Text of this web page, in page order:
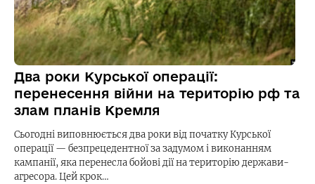
Два роки Курської операції:
перенесення війни на територію рф та
злам планів Кремля
Сьогодні виповнюється два роки від початку Курської
операції — безпрецедентної за задумом і виконанням
кампанії, яка перенесла бойові дії на територію держави-
агресора. Цей крок…